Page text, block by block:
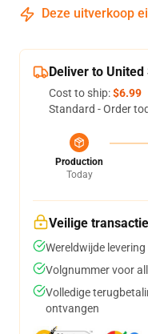
Deze uitverkoop
Deliver to United
Cost to ship:$6.99
Standard - Order
Production
Today
Veilige transactie
Wereldwijde
Volgnummer voor
Volledige
ontvangen